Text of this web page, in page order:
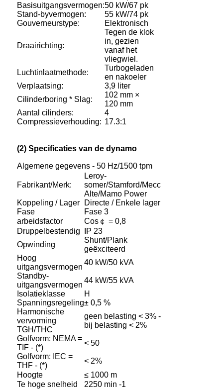
Basisuitgangsvermogen:50 kW/67 pk
Stand-byvermogen:
55 kW/74 pk
Gouverneurstype:
Elektronisch
Draairichting:
Tegen de klok
in, gezien
vanaf het
vliegwiel.
Luchtinlaatmethode:
Turbogeladen
en nakoeler
Verplaatsing:
3,9 liter
Cilinderboring * Slag:
102 mm ×
120 mm
Aantal cilinders:
4
Compressieverhouding: 17.3:1
(2) Specificaties van de dynamo
Algemene gegevens - 50 Hz/1500 tpm
Fabrikant/Merk:
Leroy-
somer/Stamford/Mecc
Alte/Mamo Power
Koppeling / Lager
Directe / Enkele lager
Fase
Fase 3
arbeidsfactor
Cos￠ = 0,8
Druppelbestendig
IP 23
Opwinding
Shunt/Plank
geëxciteerd
Hoog
uitgangsvermogen
40 kW/50 kVA
Standby-
uitgangsvermogen
44 kW/55 kVA
Isolatieklasse
H
Spanningsregeling± 0,5 %
Harmonische
vervorming
TGH/THC
geen belasting < 3% -
bij belasting < 2%
Golfvorm: NEMA =
TIF - (*)
< 50
Golfvorm: IEC =
THF - (*)
< 2%
Hoogte
≤ 1000 m
Te hoge snelheid
2250 min -1